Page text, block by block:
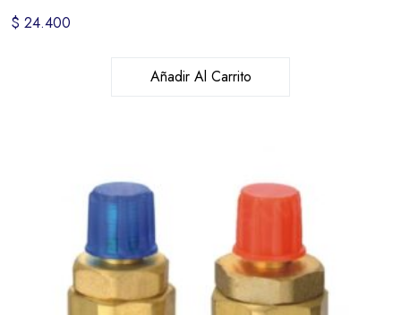
$ 24.400
Añadir Al Carrito